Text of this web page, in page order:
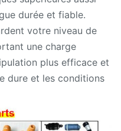
durée et fiable.
votre niveau de
une charge
plus efficace et
dure et les conditions